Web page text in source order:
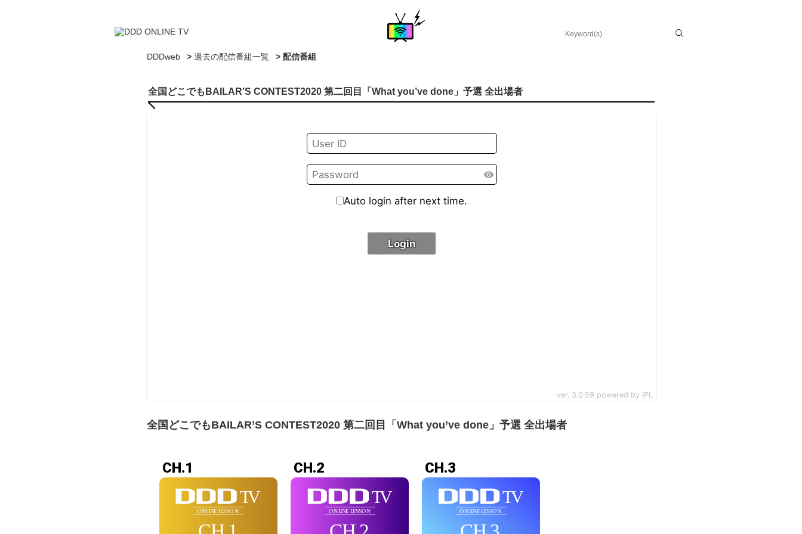
DDDweb > 過去の配信番組一覧 > 配信番組
全国どこでもBAILAR’S CONTEST2020 第二回目「What you’ve done」予選 全出場者
全国どこでもBAILAR’S CONTEST2020 第二回目「What you’ve done」予選 全出場者
CH.1 CH.2 CH.3